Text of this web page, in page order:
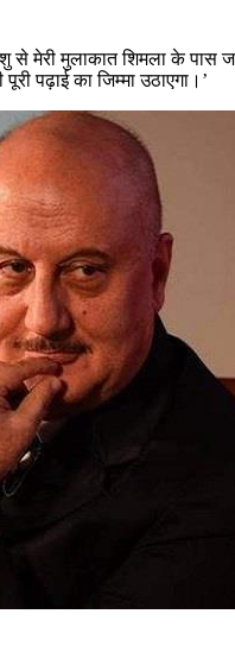
से मेरी मुलाकात शिमला के
पढ़ाई का जिम्मा उठाएगा।’